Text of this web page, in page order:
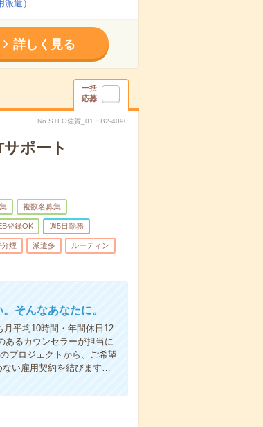
遣）
詳しく見る
一括
応募
No.STFO佐賀_01・B2-4090
ポート
複数名募集
登録OK 週5日勤務
煙 派遣多 ルーティン
そんなあなたに。
平均10時間・年間休日12
あるカウンセラーが担当に
プロジェクトから、ご希望
い雇用契約を結びます…